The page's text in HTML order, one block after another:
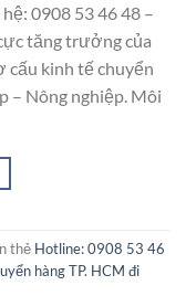
0908 53 46 48 –
tăng trưởng của
cấu kinh tế chuyển
– Nông nghiệp. Môi
thẻ Hotline: 0908 53 46
hàng TP. HCM đi